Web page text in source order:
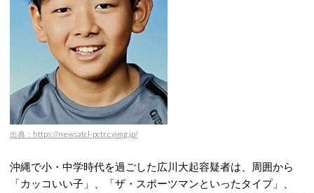
出典：https://newsatcl-pctr.c.yimg.jp/
沖縄で小・中学時代を過ごした広川大起容疑者は、周囲から
「カッコいい子」、「ザ・スポーツマンといったタイプ」、